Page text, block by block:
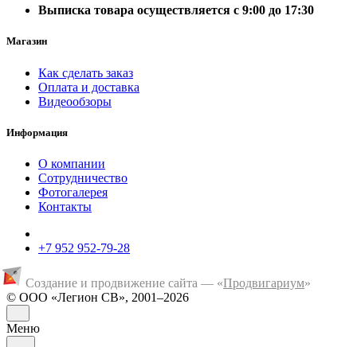
Выписка товара осуществляется с 9:00 до 17:30
Магазин
Как сделать заказ
Оплата и доставка
Видеообзоры
Информация
О компании
Сотрудничество
Фотогалерея
Контакты
+7 952 952-79-28
Создание и продвижение сайта — «Продвигариум»
© ООО «Легион СВ», 2001–2026
Меню